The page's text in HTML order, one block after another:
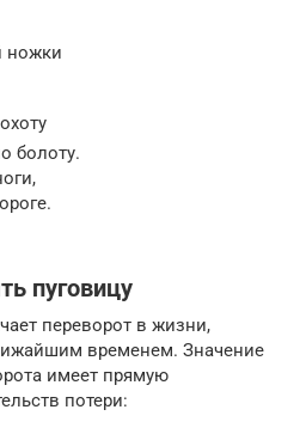
ножки
болоту.
пуговицу
переворот в жизни,
временем. Значение
имеет прямую
потери: